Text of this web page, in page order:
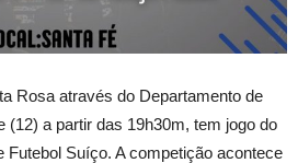
Rosa através do Departamento de
(12) a partir das 19h30m, tem jogo do
Futebol Suíço. A competição acontece